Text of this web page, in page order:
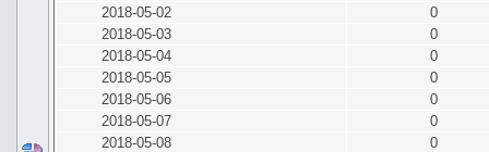
2018-05-02
0
2018-05-03
0
2018-05-04
0
2018-05-05
0
2018-05-06
0
2018-05-07
0
2018-05-08
0